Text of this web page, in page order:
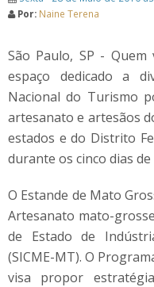
Por: Naine Terena
São Paulo, SP - Quem
espaço dedicado a
Nacional do Turismo
artesanato e artesãos
estados e do Distrito
durante os cinco dias
O Estande de Mato
Artesanato mato-
de Estado de
(SICME-MT). O
visa propor